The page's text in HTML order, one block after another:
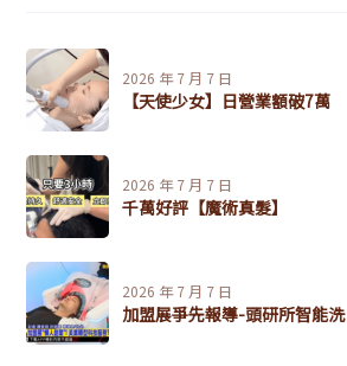
2026 年 7 月 7 日
【天使少女】日營業額破7萬
2026 年 7 月 7 日
千萬好評【魔術真髮】
2026 年 7 月 7 日
加盟展爭先報導-頭研所智能洗